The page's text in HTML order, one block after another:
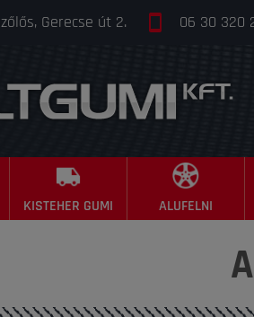
Gerecse út 2. 06 30 320
KISTEHER GUMI ALUFELNI